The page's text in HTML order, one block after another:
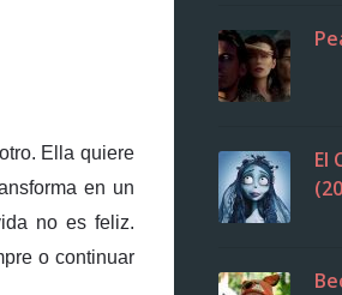
Ella quiere
en un
no es feliz.
o continuar
El